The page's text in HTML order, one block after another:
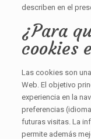
describen en el
¿Para
cookies
Las cookies son
Web. El objetivo
experiencia en la
preferencias
futuras visitas. La
permite además